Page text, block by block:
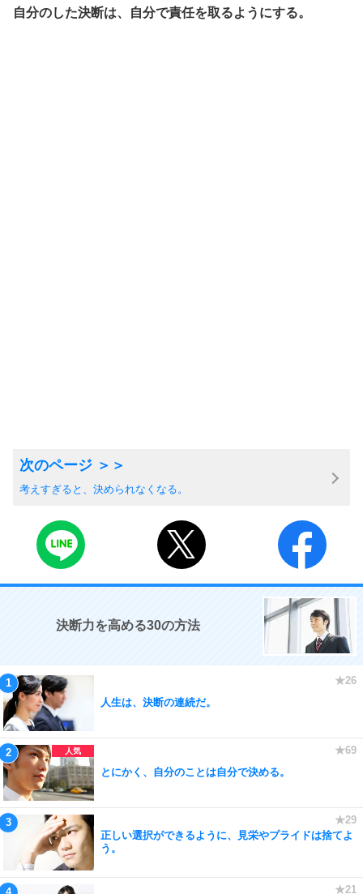
自分のした決断は、自分で責任を取るようにする。
考えすぎると、決められなくなる。
決断力を高める30の方法
人生は、決断の連続だ。
とにかく、自分のことは自分で決める。
正しい選択ができるように、見栄やプライドは捨てよ
う。